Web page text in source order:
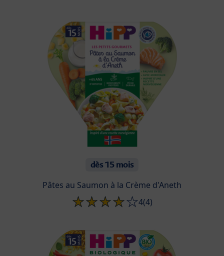
dès 15 mois
Pâtes au Saumon à la Crème d'Aneth
4(4)